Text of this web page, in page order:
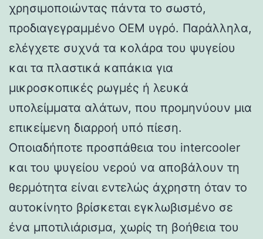
χρησιμοποιώντας πάντα το σωστό,
προδιαγεγραμμένο OEM υγρό. Παράλληλα,
ελέγχετε συχνά τα κολάρα του ψυγείου
και τα πλαστικά καπάκια για
μικροσκοπικές ρωγμές ή λευκά
υπολείμματα αλάτων, που προμηνύουν μια
επικείμενη διαρροή υπό πίεση.
Οποιαδήποτε προσπάθεια του intercooler
και του ψυγείου νερού να αποβάλουν τη
θερμότητα είναι εντελώς άχρηστη όταν το
αυτοκίνητο βρίσκεται εγκλωβισμένο σε
ένα μποτιλιάρισμα, χωρίς τη βοήθεια του